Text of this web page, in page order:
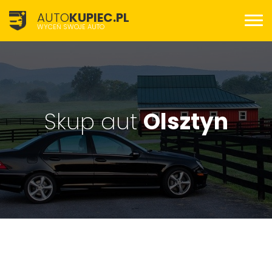
AUTOKUPIEC.PL
WYCEŃ SWOJE AUTO
Skup autOlsztyn